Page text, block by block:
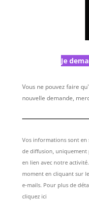
Je
Vous ne pouvez faire qu'
nouvelle demande,
Vos informations sont en
de diffusion,
en lien avec notre
moment en cliquant sur
e-mails. Pour plus de
cliquez ici